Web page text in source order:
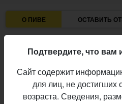
О ПИВЕ ОСТАВИТЬ
Пивоварня:
Алкоголь:
5,8%
Горечь:
10 IBU
Начало
Подтвердите, что вам
Сайт содержит
для лиц, не достигших
возраста. Сведения,